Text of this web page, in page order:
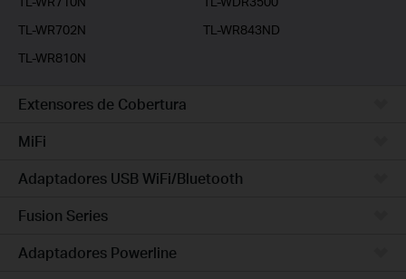
TL-WR702N
TL-WR843ND
TL-WR810N
Extensores de Cobertura
MiFi
Adaptadores USB WiFi/Bluetooth
Fusion Series
Adaptadores Powerline